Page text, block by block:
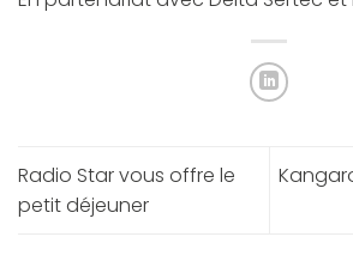
Radio Star vous offre le
petit déjeuner